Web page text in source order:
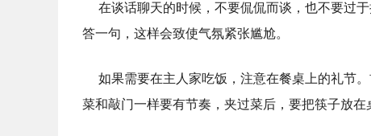
在谈话聊天的时候，不要侃侃而谈，也不要过
答一句，这样会致使气氛紧张尴尬。
如果需要在主人家吃饭，注意在餐桌上的礼节
菜和敲门一样要有节奏，夹过菜后，要把筷子放在